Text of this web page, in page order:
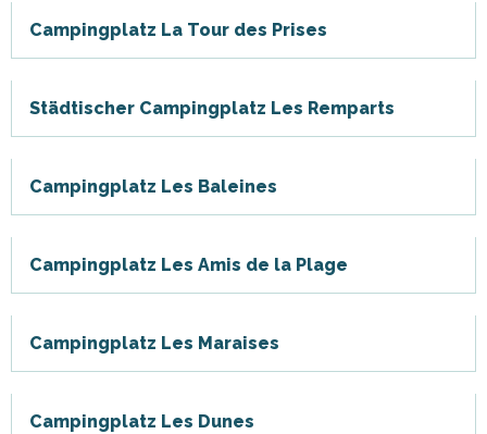
Campingplatz La Tour des Prises
Städtischer Campingplatz Les Remparts
Campingplatz Les Baleines
Campingplatz Les Amis de la Plage
Campingplatz Les Maraises
Campingplatz Les Dunes